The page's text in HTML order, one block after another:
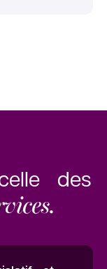
celle des